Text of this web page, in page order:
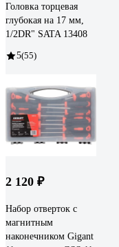
Головка торцевая
глубокая на 17 мм,
1/2DR" SATA 13408
5(55)
2 120 ₽
Набор отверток с
магнитным
наконечником Gigant